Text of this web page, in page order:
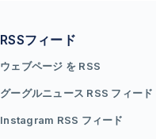
RSSフィード
ウェブページ を RSS
グーグルニュース RSS フィード
Instagram RSS フィード